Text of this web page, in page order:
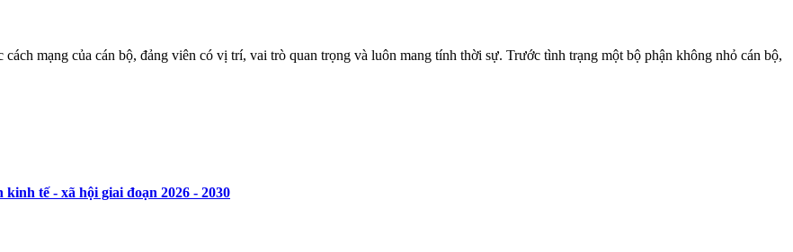
mạng của cán bộ, đảng viên có vị trí, vai trò quan trọng và luôn mang tính thời sự. Trước tình trạng một bộ phận không nhỏ cán bộ,
tế - xã hội giai đoạn 2026 - 2030